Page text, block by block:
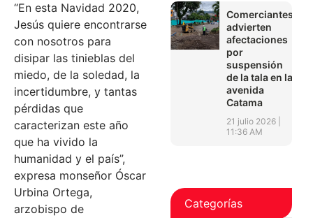
“En esta Navidad 2020,
Jesús quiere encontrarse
con nosotros para
disipar las tinieblas del
miedo, de la soledad, la
incertidumbre, y tantas
pérdidas que
caracterizan este año
que ha vivido la
humanidad y el país”,
expresa monseñor Óscar
Urbina Ortega,
arzobispo de
Comerciantes
advierten
afectaciones
por
suspensión
de la tala en la
avenida
Catama
21 julio 2026
11:36 AM
Categorías